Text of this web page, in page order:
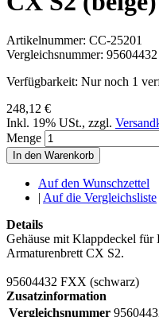
Artikelnummer: CC-25201
Vergleichsnummer:
Verfügbarkeit: Nur noch 1
248,12 €
Inkl. 19% USt., zzgl.
Menge
In den Warenkorb
Auf den Wunschzettel
| Auf die Vergleichsliste
Details
Gehäuse mit Klappdeckel für
Armaturenbrett CX S2.
95604432 FXX (schwarz)
Zusatzinformation
Vergleichsnummer